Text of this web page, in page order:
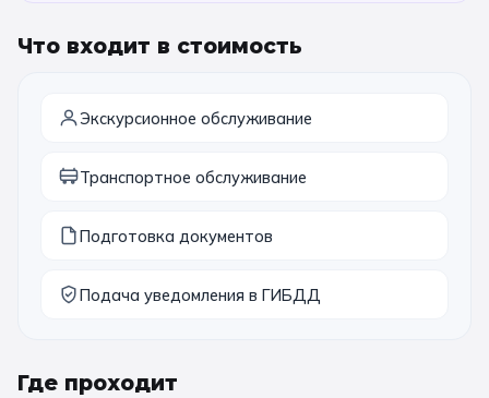
Все музеи Музей космонавтики
Подмосковье
Санкт-Петербург
Что входит в стоимость
Экскурсионное обслуживание
Транспортное обслуживание
Подготовка документов
Подача уведомления в ГИБДД
Где проходит